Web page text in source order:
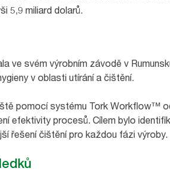
5,9 miliard dolarů.
ve svém výrobním závodě v
v oblasti utírání a čištění.
pomocí systému Tork Workflow™
efektivity procesů. Cílem bylo
řešení čištění pro každou fázi výroby.